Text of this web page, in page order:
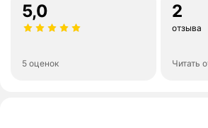
5,0
5 оценок
2
отзыва
Читать